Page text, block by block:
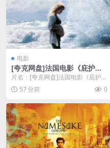
电影
[夸克网盘]法国电影《庇护》
（2009）剧情 豆瓣6.7
片名：[夸克网盘]法国电影《庇护》
（2009）剧情 豆瓣6.7 分类：电影
又名...57 分前 0